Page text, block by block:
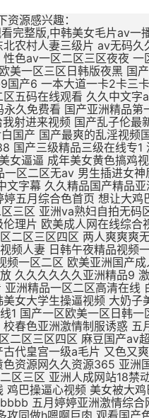
源感兴趣：
完整版,中韩美女毛片av一